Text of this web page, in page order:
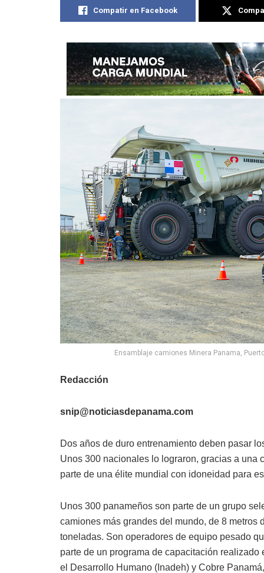
Compatir en Facebook
Ensamblaje camiones Minera Panama,
Redacción
snip@noticiasdepanama.com
Dos años de duro entrenamiento deben pasar
Unos 300 nacionales lo lograron, gracias a una
parte de una élite mundial con idoneidad para
Unos 300 panameños son parte de un grupo
camiones más grandes del mundo, de 8 metros
toneladas. Son operadores de equipo pesado
parte de un programa de capacitación
el Desarrollo Humano (Inadeh) y Cobre